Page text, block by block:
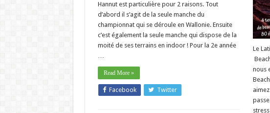
Hannut est particulière pour 2 raisons. Tout
d’abord il s’agit de la seule manche du
championnat qui se déroule en Wallonie. Ensuite
c’est également la seule manche qui dispose de la
moité de ses terrains en indoor ! Pour la 2e année
…
Read More »
Facebook Twitter
Le
nous